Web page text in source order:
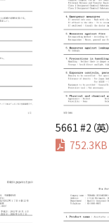
5661 #2（英）
752.3KB